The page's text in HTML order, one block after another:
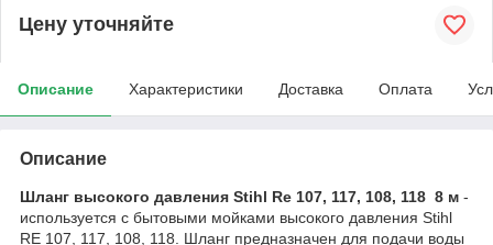
Цену уточняйте
Описание Характеристики Доставка Оплата
Описание
Шланг высокого давления Stihl Rе 107, 117, 108, 118 8 м -
используется с бытовыми мойками высокого давления Stihl
RE 107, 117, 108, 118. Шланг предназначен для подачи воды